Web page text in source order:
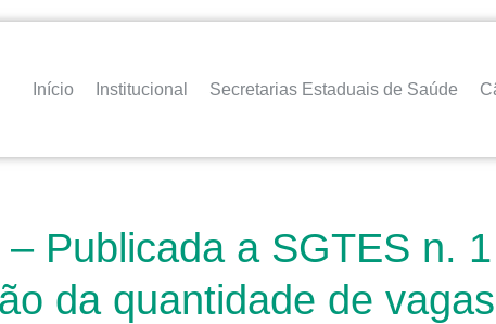
Início Institucional Secretarias Estaduais de Saúde
Publicada a SGTES n.
da quantidade de